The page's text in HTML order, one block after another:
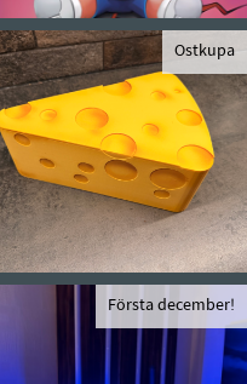
Ostkupa
Första december!